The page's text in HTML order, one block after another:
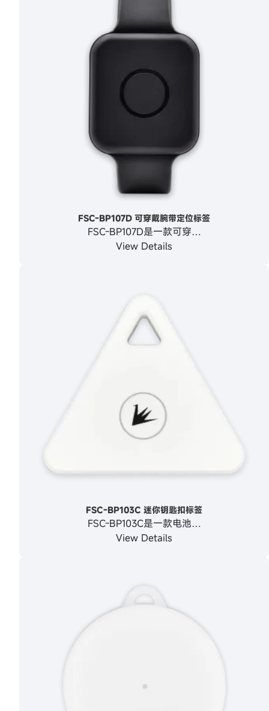
FSC-BP107D 可穿戴腕带定位标签
FSC-BP107D是一款可穿…
View Details
FSC‑BP103C 迷你钥匙扣标签
FSC-BP103C是一款电池…
View Details